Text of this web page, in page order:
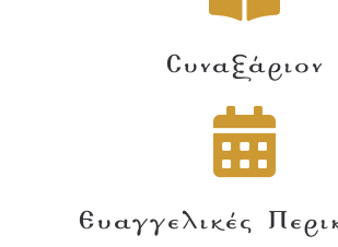
Συναξάριον
Ευαγγελικές